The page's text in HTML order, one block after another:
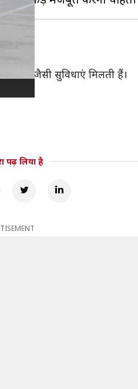
ऐप जैसी सुविधाएं मिलती हैं।
पढ़ लिया है